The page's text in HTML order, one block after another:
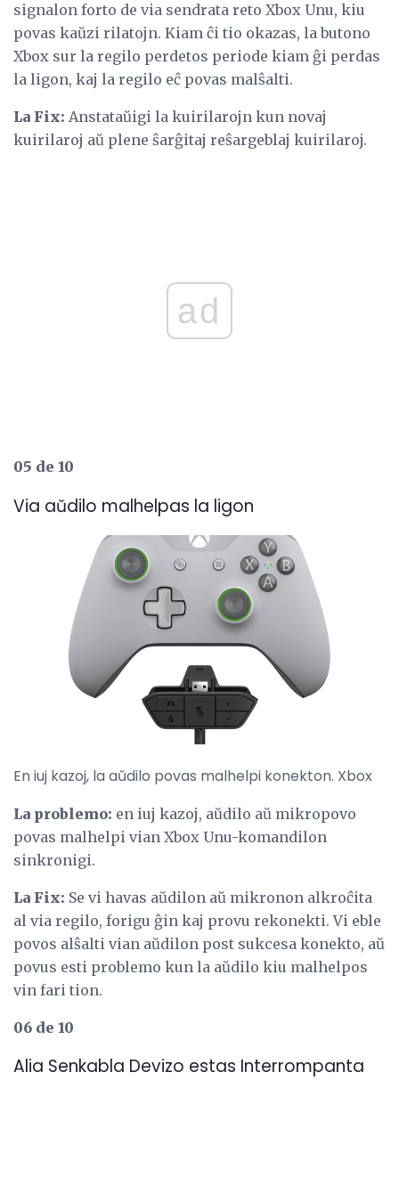
signalon forto de via sendrata reto Xbox Unu, kiu
povas kaŭzi rilatojn. Kiam ĉi tio okazas, la butono
Xbox sur la regilo perdetos periode kiam ĝi perdas
la ligon, kaj la regilo eĉ povas malŝalti.
La Fix: Anstataŭigi la kuirilarojn kun novaj
kuirilaroj aŭ plene ŝarĝitaj reŝargeblaj kuirilaroj.
ad
05 de 10
Via aŭdilo malhelpas la ligon
En iuj kazoj, la aŭdilo povas malhelpi konekton. Xbox
La problemo: en iuj kazoj, aŭdilo aŭ mikropovo
povas malhelpi vian Xbox Unu-komandilon
sinkronigi.
La Fix: Se vi havas aŭdilon aŭ mikronon alkroĉita
al via regilo, forigu ĝin kaj provu rekonekti. Vi eble
povos alŝalti vian aŭdilon post sukcesa konekto, aŭ
povus esti problemo kun la aŭdilo kiu malhelpos
vin fari tion.
06 de 10
Alia Senkabla Devizo estas Interrompanta